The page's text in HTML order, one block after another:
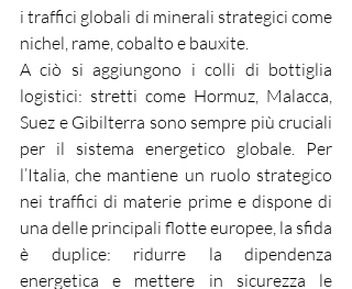
i traffici globali di minerali strategici come
nichel, rame, cobalto e bauxite.
A ciò si aggiungono i colli di bottiglia
logistici: stretti come Hormuz, Malacca,
Suez e Gibilterra sono sempre più cruciali
per il sistema energetico globale. Per
l’Italia, che mantiene un ruolo strategico
nei traffici di materie prime e dispone di
una delle principali flotte europee, la sfida
è duplice: ridurre la dipendenza
energetica e mettere in sicurezza le